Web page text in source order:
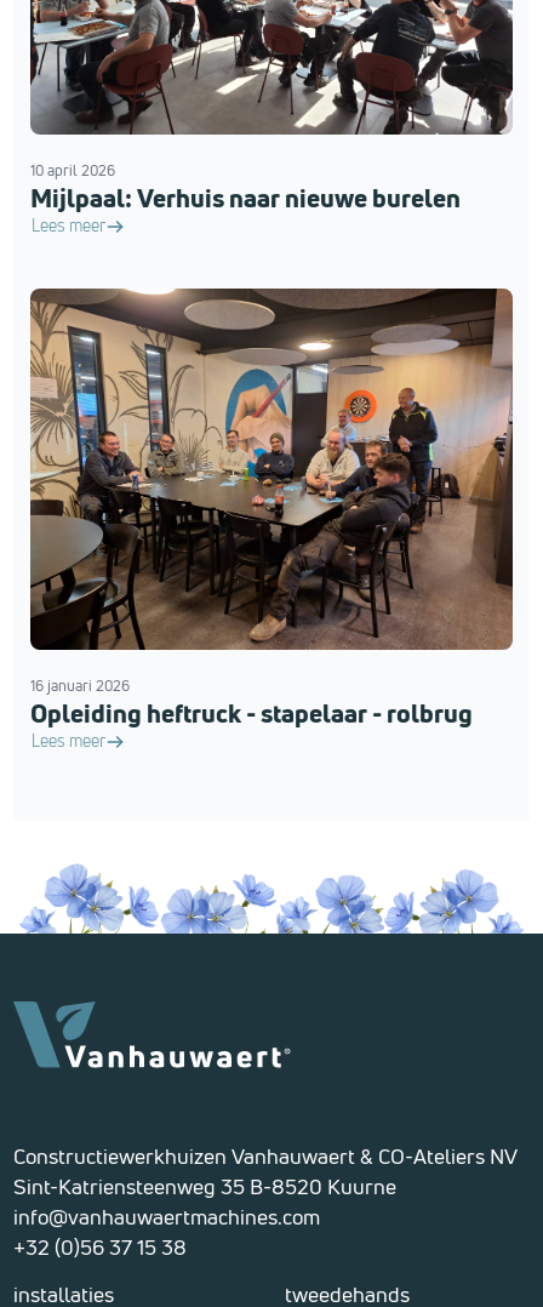
10 april 2026
Mijlpaal: Verhuis naar nieuwe burelen
Lees meer
16 januari 2026
Opleiding heftruck - stapelaar - rolbrug
Lees meer
Constructiewerkhuizen Vanhauwaert & CO-Ateliers NV
Sint-Katriensteenweg 35 B-8520 Kuurne
info@vanhauwaertmachines.com
+32 (0)56 37 15 38
installaties
tweedehands